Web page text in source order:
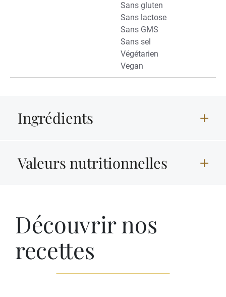
Sans gluten
Sans lactose
Sans GMS
Sans sel
Végétarien
Vegan
Ingrédients
Valeurs nutritionnelles
Découvrir nos
recettes